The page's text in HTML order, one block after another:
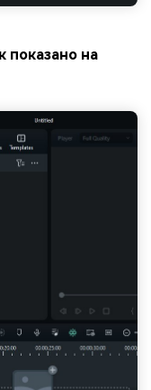
показано на